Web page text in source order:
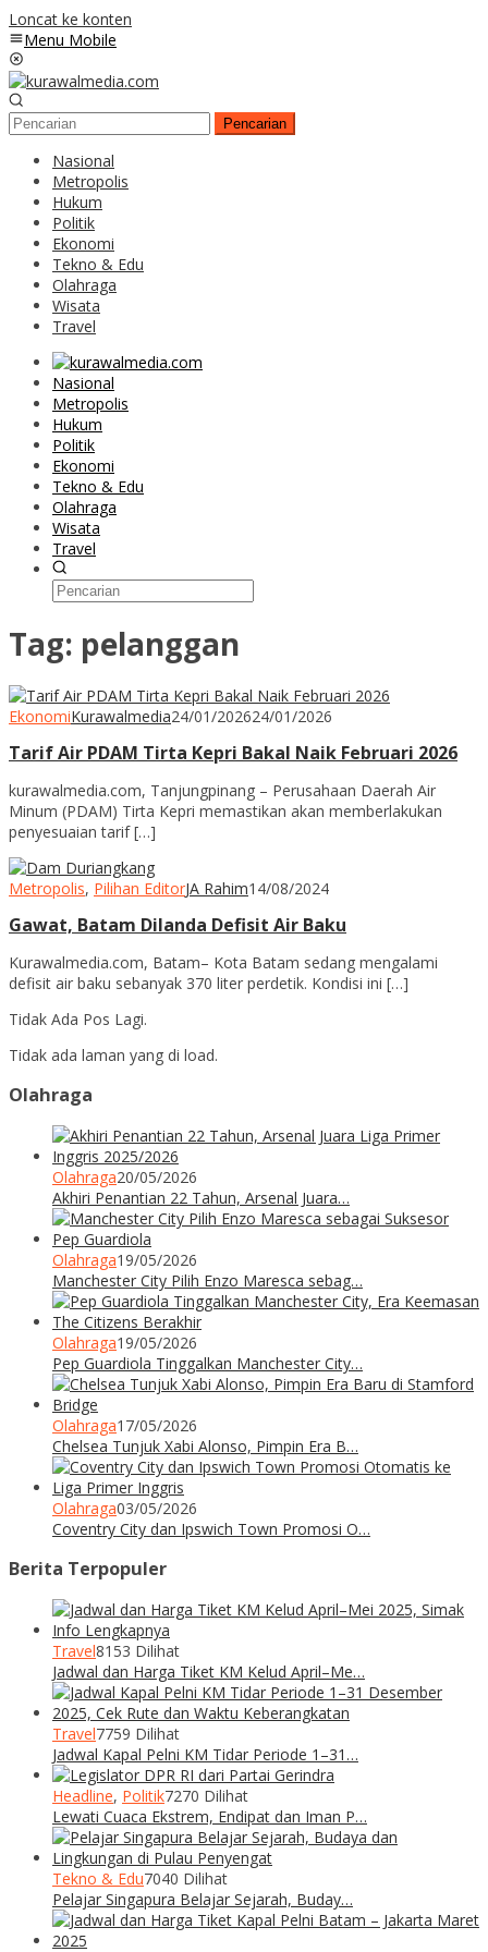
Loncat ke konten
Menu Mobile
Pencarian
Nasional
Metropolis
Hukum
Politik
Ekonomi
Tekno & Edu
Olahraga
Wisata
Travel
Nasional
Metropolis
Hukum
Politik
Ekonomi
Tekno & Edu
Olahraga
Wisata
Travel
Tag: pelanggan
EkonomiKurawalmedia24/01/202624/01/2026
Tarif Air PDAM Tirta Kepri Bakal Naik Februari 2026
kurawalmedia.com, Tanjungpinang – Perusahaan Daerah Air
Minum (PDAM) Tirta Kepri memastikan akan memberlakukan
penyesuaian tarif […]
Metropolis, Pilihan EditorJA Rahim14/08/2024
Gawat, Batam Dilanda Defisit Air Baku
Kurawalmedia.com, Batam– Kota Batam sedang mengalami
defisit air baku sebanyak 370 liter perdetik. Kondisi ini […]
Tidak Ada Pos Lagi.
Tidak ada laman yang di load.
Olahraga
Olahraga20/05/2026
Akhiri Penantian 22 Tahun, Arsenal Juara…
Olahraga19/05/2026
Manchester City Pilih Enzo Maresca sebag…
Olahraga19/05/2026
Pep Guardiola Tinggalkan Manchester City…
Olahraga17/05/2026
Chelsea Tunjuk Xabi Alonso, Pimpin Era B…
Olahraga03/05/2026
Coventry City dan Ipswich Town Promosi O…
Berita Terpopuler
Travel8153 Dilihat
Jadwal dan Harga Tiket KM Kelud April–Me…
Travel7759 Dilihat
Jadwal Kapal Pelni KM Tidar Periode 1–31…
Headline, Politik7270 Dilihat
Lewati Cuaca Ekstrem, Endipat dan Iman P…
Tekno & Edu7040 Dilihat
Pelajar Singapura Belajar Sejarah, Buday…